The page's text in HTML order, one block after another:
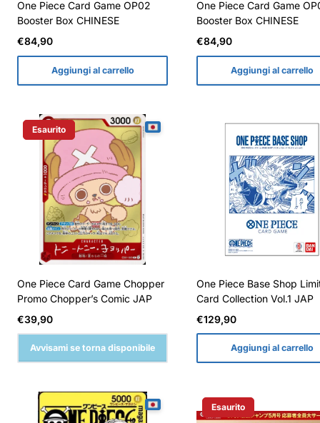
One Piece Card Game OP02
Booster Box CHINESE
Prezzo
normale
€84,90
Aggiungi al carrello
One Piece Card Game
Booster Box CHINESE
Prezzo
normale
€84,90
Aggiungi al carrello
Etichetta Del Prodotto:
Esaurito
One Piece Card Game Chopper
Promo Chopper’s Comic JAP
Prezzo
normale
€39,90
Avvisami se torna disponibile
One Piece Base Shop
Card Collection Vol.1 JAP
Prezzo
normale
€129,90
Aggiungi al carrello
Etichetta Del Prodotto:
Esaurito